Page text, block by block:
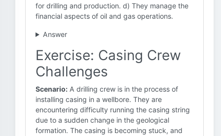
for drilling and production. d) They manage the
financial aspects of oil and gas operations.
Answer
Exercise: Casing Crew
Challenges
Scenario: A drilling crew is in the process of
installing casing in a wellbore. They are
encountering difficulty running the casing string
due to a sudden change in the geological
formation. The casing is becoming stuck, and